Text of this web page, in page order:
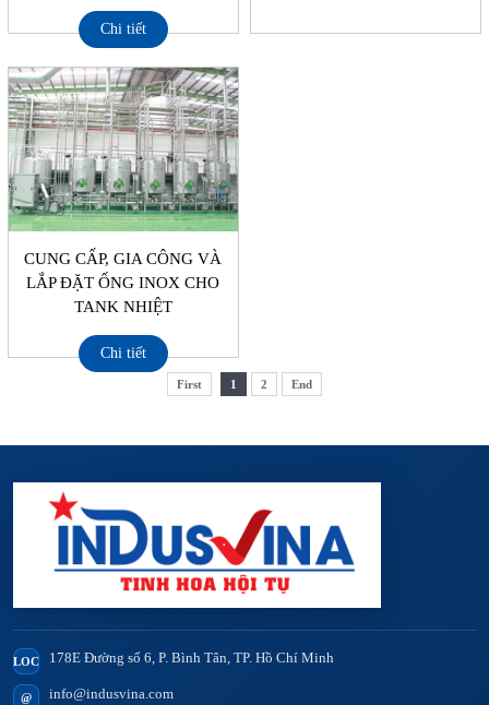
Chi tiết
CUNG CẤP, GIA CÔNG VÀ
LẮP ĐẶT ỐNG INOX CHO
TANK NHIỆT
Chi tiết
First 1 2 End
LOC 178E Đường số 6, P. Bình Tân, TP. Hồ Chí Minh
@ info@indusvina.com